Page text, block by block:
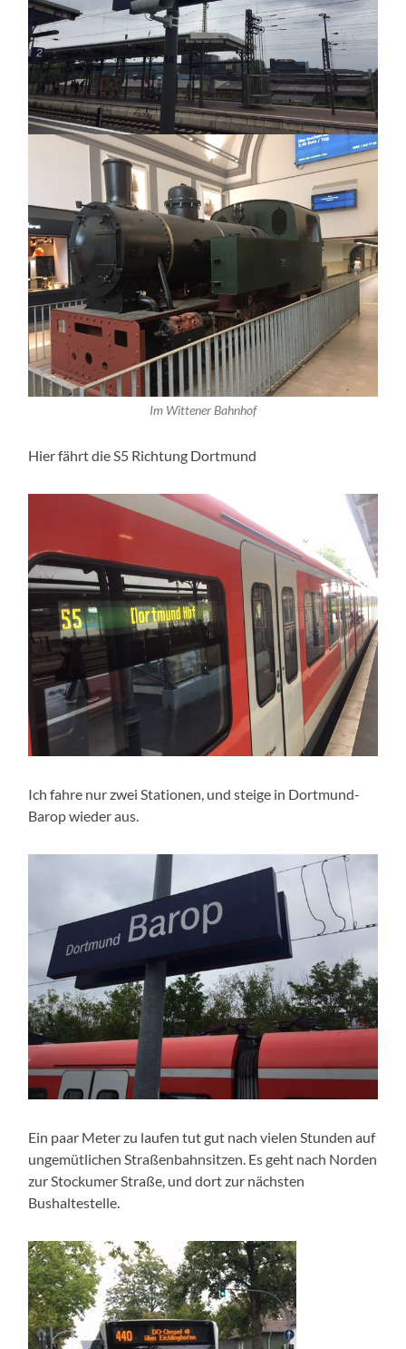
Im Wittener Bahnhof
Hier fährt die S5 Richtung Dortmund
Ich fahre nur zwei Stationen, und steige in Dortmund-
Barop wieder aus.
Ein paar Meter zu laufen tut gut nach vielen Stunden auf
ungemütlichen Straßenbahnsitzen. Es geht nach Norden
zur Stockumer Straße, und dort zur nächsten
Bushaltestelle.